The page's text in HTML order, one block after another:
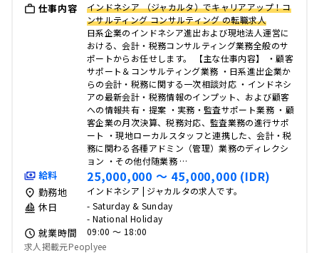
仕事内容
インドネシア （ジャカルタ）でキャリアアップ！コ
ンサルティング コンサルティング の転職求人
日系企業のインドネシア進出および現地法人運営に
おける、会計・税務コンサルティング業務全般のサ
ポートからお任せします。 【主な仕事内容】 ・顧客
サポート＆コンサルティング業務 ・日系進出企業か
らの会計・税務に関する一次相談対応 ・インドネシ
アの最新会計・税務情報のインプット、および顧客
への情報共有・提案 ・実務・監査サポート業務 ・顧
客企業の月次決算、税務対応、監査業務の進行サポ
ート ・現地ローカルスタッフと連携した、会計・税
務に関わる各種アドミン（管理）業務のディレクシ
ョン ・その他付随業務 …
給料 25,000,000 〜 45,000,000 (IDR)
勤務地 インドネシア | ジャカルタの求人です。
休日
- Saturday & Sunday
- National Holiday
就業時間
09:00 〜 18:00
求人掲載元Peoplyee